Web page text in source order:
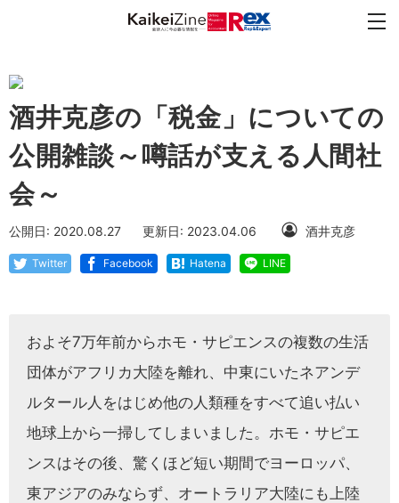
酒井克彦の「税金」についての
公開雑談～噂話が支える人間社
会～
公開日: 2020.08.27 更新日: 2023.04.06 酒井克彦
Twitter Facebook Hatena LINE
およそ7万年前からホモ・サピエンスの複数の生活
団体がアフリカ大陸を離れ、中東にいたネアンデ
ルタール人をはじめ他の人類種をすべて追い払い
地球上から一掃してしまいました。ホモ・サピエ
ンスはその後、驚くほど短い期間でヨーロッパ、
東アジアのみならず、オートラリア大陸にも上陸